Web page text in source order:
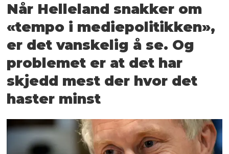
Når Helleland snakker om
«tempo i mediepolitikken»,
er det vanskelig å se. Og
problemet er at det har
skjedd mest der hvor det
haster minst